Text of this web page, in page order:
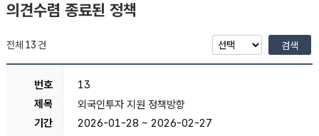
의견수렴 종료된 정책
전체 13 건 검색
13
외국인투자 지원 정책방향
2026-01-28 ~ 2026-02-27